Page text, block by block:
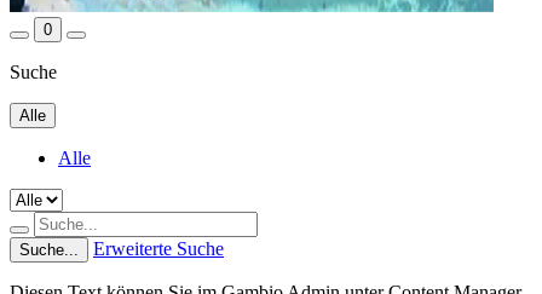
0
Suche
Alle
Alle
Suche... Erweiterte Suche